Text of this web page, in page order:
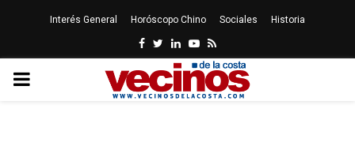
Interés General Horóscopo Chino Sociales Historia
Facebook
Twitter
LinkedinYoutube
Rss
PRIMARY